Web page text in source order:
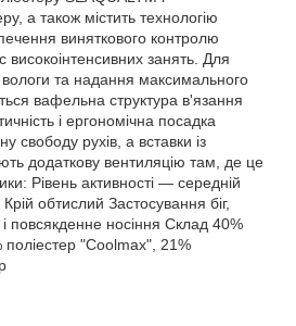
а також містить технологію
виняткового контролю
високоінтенсивних занять. Для
та надання максимального
вафельна структура в'язання
і ергономічна посадка
свободу рухів, а вставки із
додаткову вентиляцію там, де це
Рівень активності — середній
обтислий Застосування біг,
повсякденне носіння Склад 40%
поліестер "Coolmax", 21%